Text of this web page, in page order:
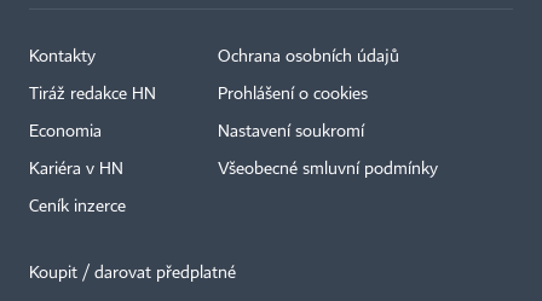
Kontakty
Tiráž redakce HN
Economia
Kariéra v HN
Ceník inzerce
Ochrana osobních údajů
Prohlášení o cookies
Nastavení soukromí
Všeobecné smluvní podmínky
Koupit / darovat předplatné